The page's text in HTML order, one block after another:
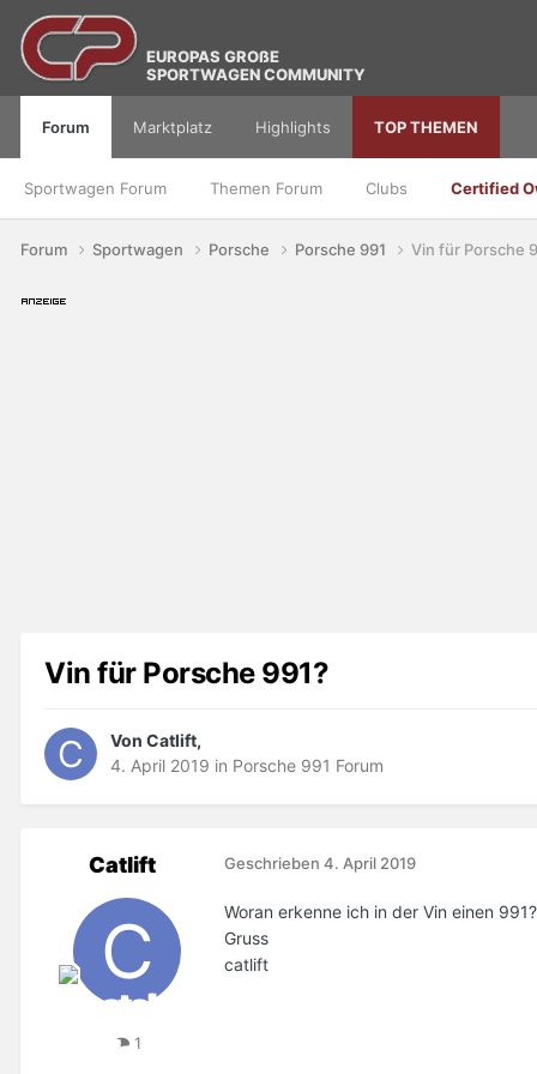
EUROPAS GROßE
SPORTWAGEN COMMUNITY
Forum
Sportwagen Forum Themen Forum Clubs Certified
Marktplatz Highlights TOP THEMEN
Forum Sportwagen Porsche Porsche 991 Vin für Porsche
Vin für Porsche 991?
Von Catlift,
4. April 2019 in Porsche 991 Forum
Catlift
1
Geschrieben 4. April 2019
Woran erkenne ich in der Vin einen 991?
Gruss
catlift